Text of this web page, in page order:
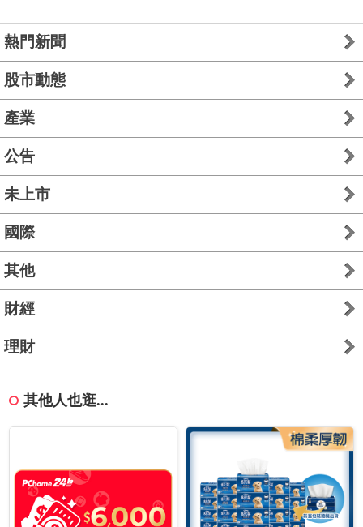
熱門新聞
股市動態
產業
公告
未上市
國際
其他
財經
理財
其他人也逛...